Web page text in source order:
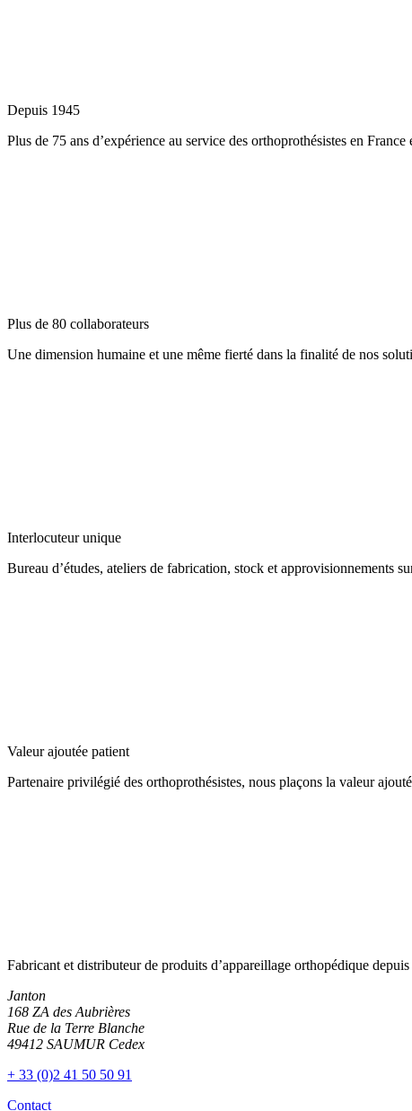
Depuis 1945
Plus de 75 ans d’expérience au service des orthoprothésistes en France
Plus de 80 collaborateurs
Une dimension humaine et une même fierté dans la finalité de nos
Interlocuteur unique
Bureau d’études, ateliers de fabrication, stock et approvisionnements
Valeur ajoutée patient
Partenaire privilégié des orthoprothésistes, nous plaçons la valeur
Fabricant et distributeur de produits d’appareillage orthopédique
Janton
168 ZA des Aubrières
Rue de la Terre Blanche
49412 SAUMUR Cedex
+ 33 (0)2 41 50 50 91
Contact